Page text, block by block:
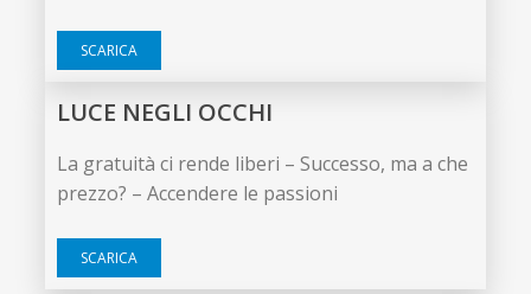
SCARICA
LUCE NEGLI OCCHI
La gratuità ci rende liberi – Successo, ma a che
prezzo? – Accendere le passioni
SCARICA